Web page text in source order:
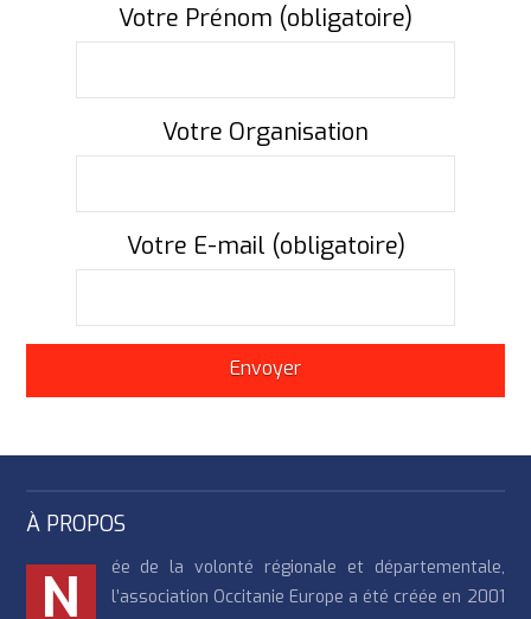
Votre Prénom (obligatoire)
Votre Organisation
Votre E-mail (obligatoire)
À PROPOS
N
ée de la volonté régionale et départementale,
l’association Occitanie Europe a été créée en 2001